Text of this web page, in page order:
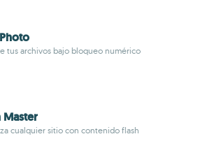
tus archivos bajo bloqueo numérico
Master
cualquier sitio con contenido flash